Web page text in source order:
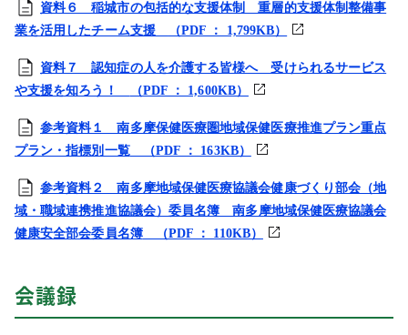
資料６ 稲城市の包括的な支援体制 重層的支援体制整備事
業を活用したチーム支援
（PDF ： 1,799KB）
資料７ 認知症の人を介護する皆様へ 受けられるサービス
や支援を知ろう！
（PDF ： 1,600KB）
参考資料１ 南多摩保健医療圏地域保健医療推進プラン重点
プラン・指標別一覧（PDF ： 163KB）
参考資料２ 南多摩地域保健医療協議会健康づくり部会（地
域・職域連携推進協議会）委員名簿 南多摩地域保健医療協議会
健康安全部会委員名簿（PDF ： 110KB）
会議録